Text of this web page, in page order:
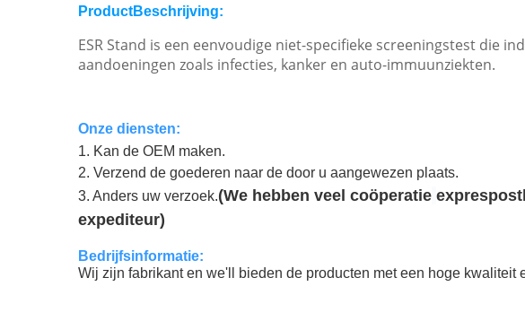
ProductBeschrijving:
ESR Stand is een eenvoudige niet-specifieke screeningstest die
aandoeningen zoals infecties, kanker en auto-immuunziekten.
Onze diensten:
1. Kan de OEM maken.
2. Verzend de goederen naar de door u aangewezen plaats.
3. Anders uw verzoek.(We hebben veel coöperatie
expediteur)
Bedrijfsinformatie:
Wij zijn fabrikant en we'll bieden de producten met een hoge kwaliteit